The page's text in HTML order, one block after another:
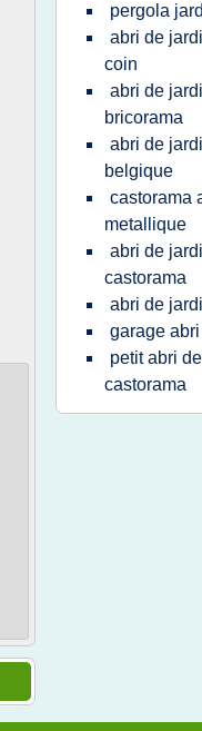
pergola
abri de
coin
abri de
bricorama
abri de
belgique
castorama
metallique
abri de
castorama
abri de
garage
petit abri
castorama